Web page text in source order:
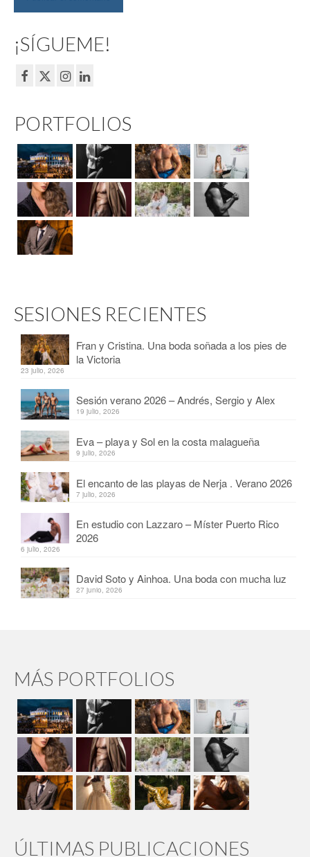
¡SÍGUEME!
PORTFOLIOS
SESIONES RECIENTES
Fran y Cristina. Una boda soñada a los pies de
la Victoria
23 julio, 2026
Sesión verano 2026 – Andrés, Sergio y Alex
19 julio, 2026
Eva – playa y Sol en la costa malagueña
9 julio, 2026
El encanto de las playas de Nerja . Verano 2026
7 julio, 2026
En estudio con Lazzaro – Míster Puerto Rico
2026
6 julio, 2026
David Soto y Ainhoa. Una boda con mucha luz
27 junio, 2026
MÁS PORTFOLIOS
ÚLTIMAS PUBLICACIONES